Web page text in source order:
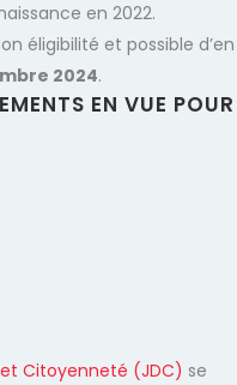
en 2022.
éligibilité et possible d’en
2024.
EN VUE POUR
Citoyenneté (JDC) se